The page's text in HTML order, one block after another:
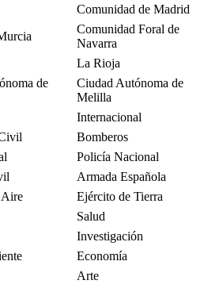
Comunidad de Madrid
Comunidad Foral de
Navarra
La Rioja
de
Ciudad Autónoma de
Melilla
Internacional
Bomberos
Policía Nacional
Armada Española
Ejército de Tierra
Salud
Investigación
Economía
Arte